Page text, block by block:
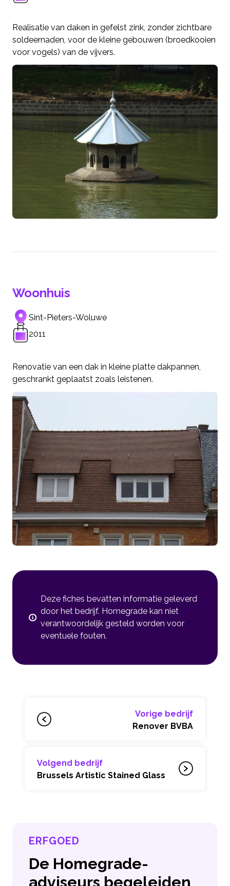
Realisatie van daken in gefelst zink, zonder zichtbare
soldeernaden, voor de kleine gebouwen (broedkooien
voor vogels) van de vijvers.
Woonhuis
Sint-Pieters-Woluwe
2011
Renovatie van een dak in kleine platte dakpannen,
geschrankt geplaatst zoals leistenen.
Deze fiches bevatten informatie geleverd
door het bedrijf. Homegrade kan niet
verantwoordelijk gesteld worden voor
eventuele fouten.
Vorige bedrijf
Renover BVBA
Volgend bedrijf
Brussels Artistic Stained Glass
ERFGOED
De Homegrade-
adviseurs begeleiden